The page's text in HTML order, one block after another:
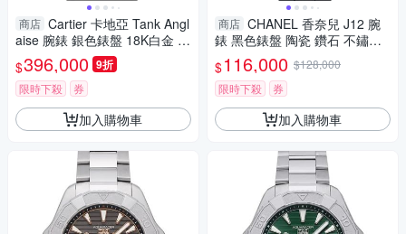
商店 Cartier 卡地亞 Tank Angl
aise 腕錶 銀色錶盤 18K白金 皮
革錶帶 W5310025 【二手名牌
BRAND OFF】
$396,000 9折
限時下殺 券
加入購物車
商店 CHANEL 香奈兒 J12 腕
錶 黑色錶盤 陶瓷 鑽石 不鏽鋼
H5701 二手精品 【二手名牌B
RAND OFF】
$116,000 $128,000
限時下殺
券
加入購物車